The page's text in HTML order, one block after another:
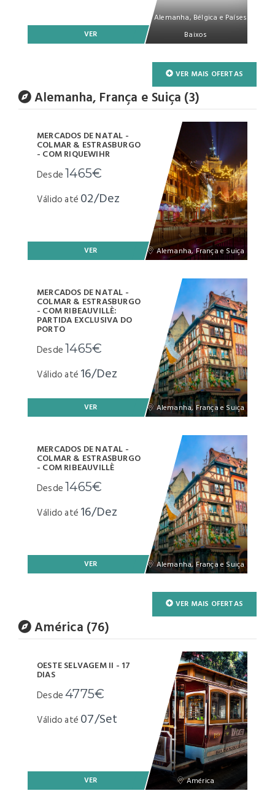
Alemanha, Bélgica e Países
Baixos
VER
VER MAIS OFERTAS
Alemanha, França e Suiça (3)
Alemanha, França e Suiça
MERCADOS DE NATAL -
COLMAR & ESTRASBURGO
- COM RIQUEWIHR
Desde1465€
Válido até 02/Dez
VER
Alemanha, França e Suiça
MERCADOS DE NATAL -
COLMAR & ESTRASBURGO
- COM RIBEAUVILLÈ:
PARTIDA EXCLUSIVA DO
PORTO
Desde1465€
Válido até 16/Dez
VER
Alemanha, França e Suiça
MERCADOS DE NATAL -
COLMAR & ESTRASBURGO
- COM RIBEAUVILLÈ
Desde1465€
Válido até 16/Dez
VER
VER MAIS OFERTAS
América (76)
América
OESTE SELVAGEM II - 17
DIAS
Desde4775€
Válido até 07/Set
VER